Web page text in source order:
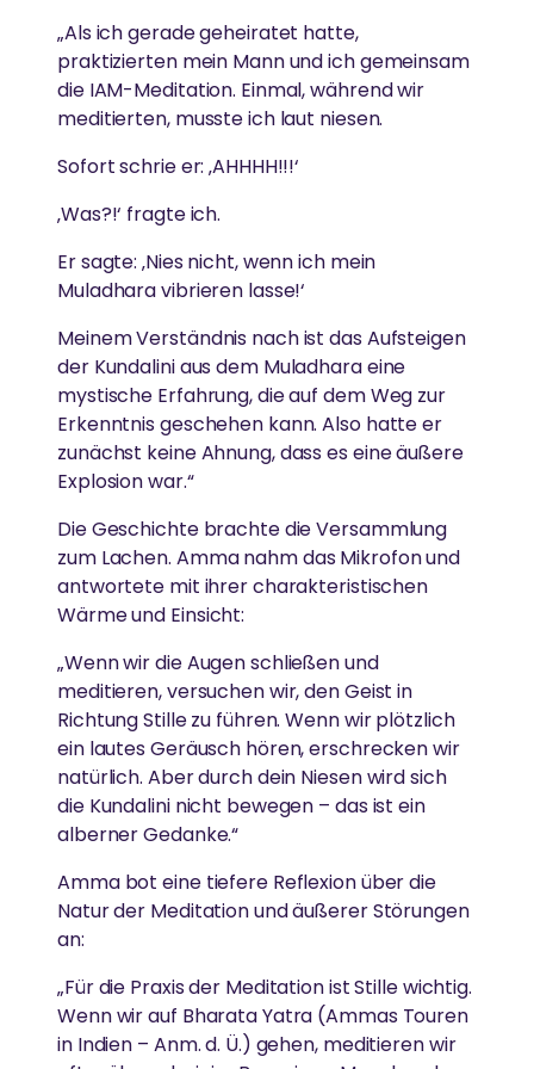
DARSHAN
Amma hat weltweit über 40 Millionen Menschen
umarmt.
AUSZEICHNUNGEN
Amma ist international für ihr Wirken und ihre
Weisheit anerkannt.
REGIONALE GRUPPEN
In ganz Deutschland treffen sich regelmäßig
vertiefen und aktiv zum Wohle von Gesellschaft und
Umwelt zu arbeiten.
AYUDH
Die von Amma inspirierte Jugendbewegung fördert
junge Menschen weltweit.
GREENFRIENDS
Ammas Umweltinitiative wirkt in über 15 Ländern.
AMRITAPURI
Ammas Ashram in Südindien.
FORSCHUNG
Einsatz von Technologie, um das Leben von
Menschen in Armut zu verbessern
GESUNDHEITSVERSORGUNG
Atmosphäre von Liebe und Mitgefühl
KATASTROPHENHILFE
Krisenintervention und ganzheitliche Langzeithilfe
LÄNDLICHE ENTWICKLUNG
Armut beseitigen, Widerstandskraft stärken und
Kultur bewahren
GLEICHSTELLUNG DER GESCHLECHTER &
STÄRKUNG VON FRAUEN
Abbau von Barrieren für die soziale, emotionale und
wirtschaftliche Stärkung von Frauen
ESSEN, WASSER & OBDACH
beginnen damit, sie aus unserem eigenen
Geist zu entfernen“
-Amma
Gesundheitsfürsorge
Gleichstellung der Geschlechter
Umweltschutz
Katastrophenhilfe
Essen, Wasser & Obdach
Forschung
SPIRITUELL
Ammas Weisheiten
MEHR
News
„Als ich gerade geheiratet hatte,
praktizierten mein Mann und ich gemeinsam
die IAM-Meditation. Einmal, während wir
meditierten, musste ich laut niesen.
Sofort schrie er: ‚AHHHH!!!‘
‚Was?!‘ fragte ich.
Er sagte: ‚Nies nicht, wenn ich mein
Muladhara vibrieren lasse!‘
Meinem Verständnis nach ist das Aufsteigen
der Kundalini aus dem Muladhara eine
mystische Erfahrung, die auf dem Weg zur
Erkenntnis geschehen kann. Also hatte er
zunächst keine Ahnung, dass es eine äußere
Explosion war.“
Die Geschichte brachte die Versammlung
zum Lachen. Amma nahm das Mikrofon und
antwortete mit ihrer charakteristischen
Wärme und Einsicht:
„Wenn wir die Augen schließen und
meditieren, versuchen wir, den Geist in
Richtung Stille zu führen. Wenn wir plötzlich
ein lautes Geräusch hören, erschrecken wir
natürlich. Aber durch dein Niesen wird sich
die Kundalini nicht bewegen – das ist ein
alberner Gedanke.“
Amma bot eine tiefere Reflexion über die
Natur der Meditation und äußerer Störungen
an:
„Für die Praxis der Meditation ist Stille wichtig.
Wenn wir auf Bharata Yatra (Ammas Touren
in Indien – Anm. d. Ü.) gehen, meditieren wir